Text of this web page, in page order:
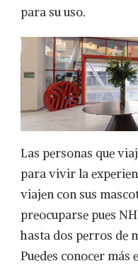
para su uso.
Las personas que
para vivir la
viajen con sus
preocuparse pues
hasta dos perros de
Puedes conocer